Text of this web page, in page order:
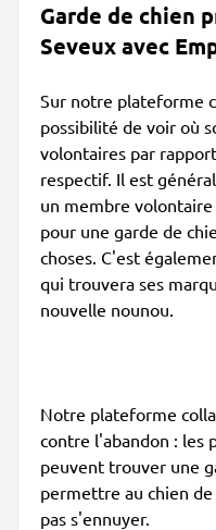
Garde de chien
Seveux avec
Sur notre plateforme
possibilité de voir où
volontaires par
respectif. Il est
un membre
pour une garde de
choses. C'est
qui trouvera ses
nouvelle nounou.
Notre plateforme
contre l'abandon : les
peuvent trouver une
permettre au chien
pas s'ennuyer.